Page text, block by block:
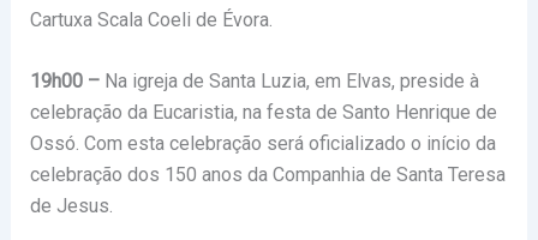
Cartuxa Scala Coeli de Évora.
19h00 – Na igreja de Santa Luzia, em Elvas, preside à
celebração da Eucaristia, na festa de Santo Henrique de
Ossó. Com esta celebração será oficializado o início da
celebração dos 150 anos da Companhia de Santa Teresa
de Jesus.